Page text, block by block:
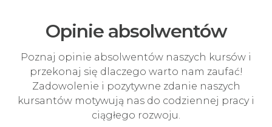
Opinie absolwentów
Poznaj opinie absolwentów naszych kursów i
przekonaj się dlaczego warto nam zaufać!
Zadowolenie i pozytywne zdanie naszych
kursantów motywują nas do codziennej pracy i
ciągłego rozwoju.